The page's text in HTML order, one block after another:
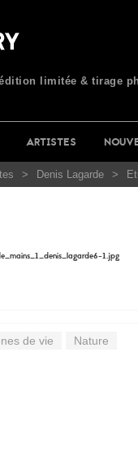
limitée & tirage
ARTISTES
> Denis Lagarde >
1.jpg
de vie
Nature